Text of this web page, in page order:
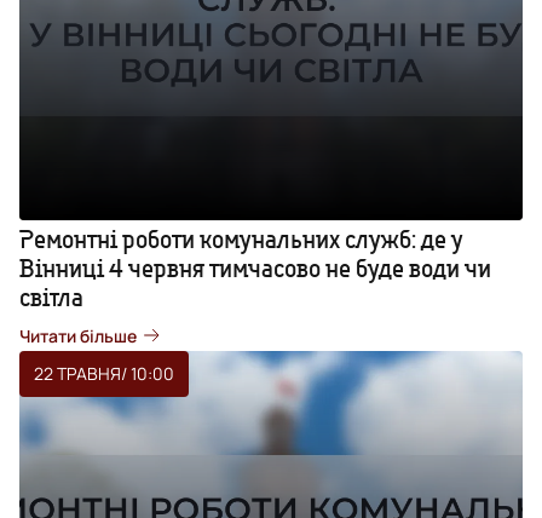
Ремонтні роботи комунальних служб: де у
Вінниці 4 червня тимчасово не буде води чи
світла
Читати більше
22 ТРАВНЯ/ 10:00